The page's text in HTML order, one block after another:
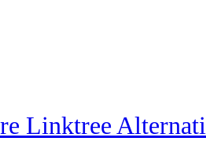
Linktree